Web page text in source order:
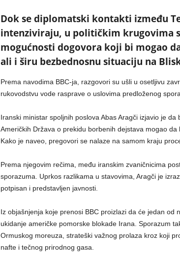
Dok se diplomatski kontakti između
intenziviraju, u političkim krugovima
mogućnosti dogovora koji bi mogao
ali i širu bezbednosnu situaciju na
Prema navodima BBC-ja, razgovori su ušli u osetljivu
rukovodstvu vode rasprave o uslovima predloženog
Iranski ministar spoljnih poslova Abas Aragči izjavio je
Američkih Država o prekidu borbenih dejstava mogao da
Kako je naveo, pregovori se nalaze na samom kraju
Prema njegovim rečima, među iranskim zvaničnicima
sporazuma. Uprkos razlikama u stavovima, Aragči je
potpisan i predstavljen javnosti.
Iz objašnjenja koje prenosi BBC proizlazi da će jedan od
ukidanje američke pomorske blokade Irana. Sporazum
Ormuskog moreuza, strateški važnog prolaza kroz koji
nafte i tečnog prirodnog gasa.